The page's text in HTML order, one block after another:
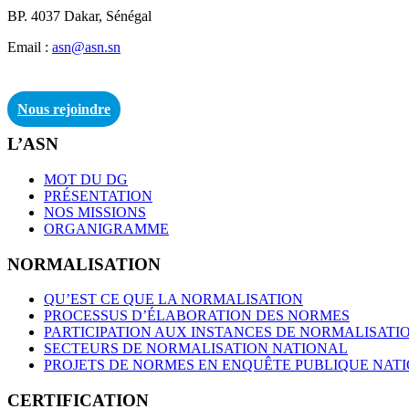
BP. 4037 Dakar, Sénégal
Email : asn@asn.sn
Nous rejoindre
L’ASN
MOT DU DG
PRÉSENTATION
NOS MISSIONS
ORGANIGRAMME
NORMALISATION
QU’EST CE QUE LA NORMALISATION
PROCESSUS D’ÉLABORATION DES NORMES
PARTICIPATION AUX INSTANCES DE
SECTEURS DE NORMALISATION NATIONAL
PROJETS DE NORMES EN ENQUÊTE PUBLIQUE
CERTIFICATION